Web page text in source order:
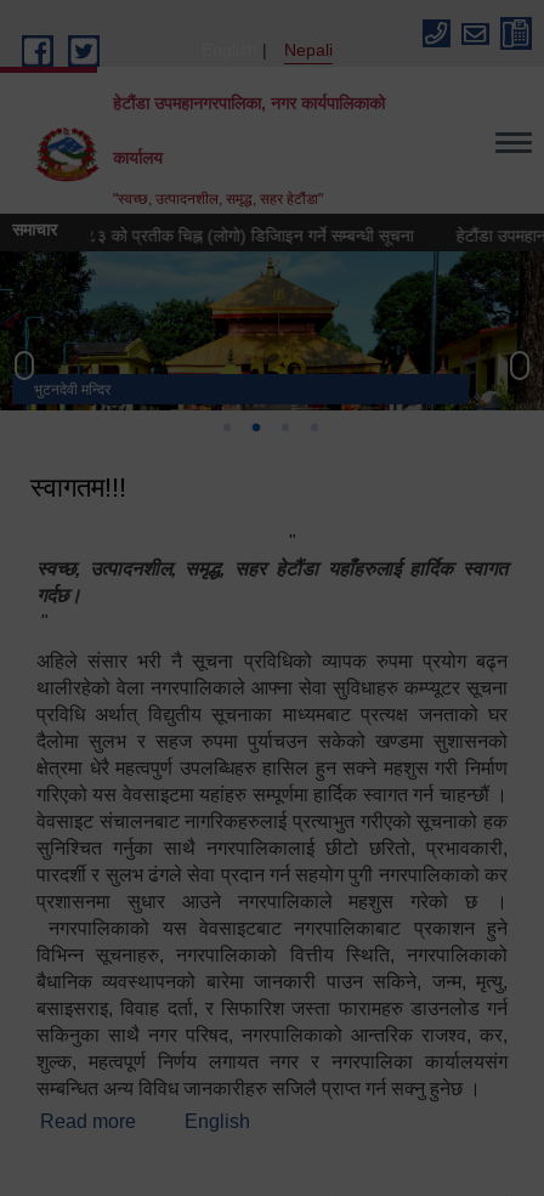
Nepali
हेटौंडा उपमहानगरपालिका, नगर कार्यपालिकाको
कार्यालय
"स्वच्छ, उत्पादनशील, समृद्ध, सहर हेटौंडा"
समाचार
वर्ष २०८३ को प्रतीक चिह्न (लोगो) डिजिाइन गर्ने सम्बन्धी सूचना हेटौंडा
भुटनदेवी मन्दिर
स्मारक
हेटौंडा उपमहानगरपालिका नगर कार्यपालिकाको कार्यालय
मनकामना डाँडाबाट देखिएको दृश्य
स्वागतम!!!
"
स्वच्छ, उत्पादनशील, समृद्ध, सहर हेटौंडा यहाँहरुलाई हार्दिक स्वागत
गर्दछ।
"
अहिले संसार भरी नै सूचना प्रविधिको व्यापक रुपमा प्रयोग बढ्न
थालीरहेको वेला नगरपालिकाले आफ्ना सेवा सुविधाहरु कम्प्यूटर सूचना
प्रविधि अर्थात् विद्युतीय सूचनाका माध्यमबाट प्रत्यक्ष जनताको घर
दैलोमा सुलभ र सहज रुपमा पुर्याचउन सकेको खण्डमा सुशासनको
क्षेत्रमा धेरै महत्वपुर्ण उपलब्धिहरु हासिल हुन सक्ने महशुस गरी निर्माण
गरिएको यस वेवसाइटमा यहांहरु सम्पूर्णमा हार्दिक स्वागत गर्न चाहन्छौं ।
वेवसाइट संचालनबाट नागरिकहरुलाई प्रत्याभुत गरीएको सूचनाको हक
सुनिश्चित गर्नुका साथै नगरपालिकालाई छीटो छरितो, प्रभावकारी,
पारदर्शी र सुलभ ढंगले सेवा प्रदान गर्न सहयोग पुगी नगरपालिकाको कर
प्रशासनमा सुधार आउने नगरपालिकाले महशुस गरेको छ ।
नगरपालिकाको यस वेवसाइटबाट नगरपालिकाबाट प्रकाशन हुने
विभिन्न सूचनाहरु, नगरपालिकाको वित्तीय स्थिति, नगरपालिकाको
बैधानिक व्यवस्थापनको बारेमा जानकारी पाउन सकिने, जन्म, मृत्यु,
बसाइसराइ, विवाह दर्ता, र सिफारिश जस्ता फारामहरु डाउनलोड गर्न
सकिनुका साथै नगर परिषद, नगरपालिकाको आन्तरिक राजश्व, कर,
शुल्क, महत्वपूर्ण निर्णय लगायत नगर र नगरपालिका कार्यालयसंग
सम्बन्धित अन्य विविध जानकारीहरु सजिलै प्राप्त गर्न सक्नु हुनेछ ।
Read more about स्वागतम!!!
English